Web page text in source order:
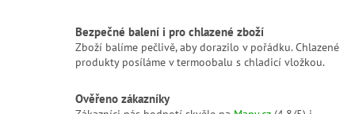
Bezpečné balení i pro chlazené zboží
Zboží balíme pečlivě, aby dorazilo v pořádku. Chlazené
produkty posíláme v termoobalu s chladicí vložkou.
Ověřeno zákazníky